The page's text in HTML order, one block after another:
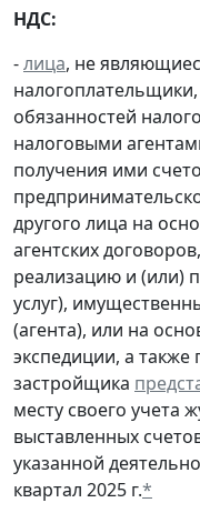
НДС:
-лица, не
обязанностей
налоговыми
получения ими
другого лица на
агентских
реализацию и (или)
услуг),
(агента), или на
экспедиции, а
застройщика
месту своего учета
выставленных
указанной
квартал 2025 г.*